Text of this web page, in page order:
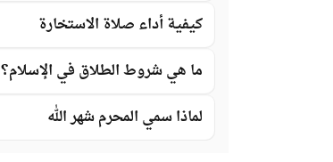
كيفية أداء صلاة الاستخارة
ما هي شروط الطلاق في الإسلام؟
لماذا سمي المحرم شهر الله